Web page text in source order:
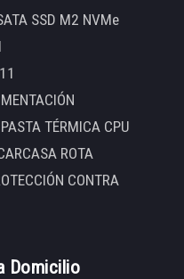
SSD M2 NVMe
TÉRMICA CPU
ROTA
CONTRA
Domicilio